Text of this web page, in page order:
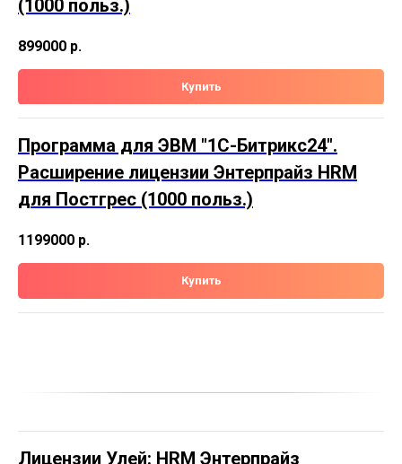
(1000 польз.)
899000 р.
Купить
Программа для ЭВМ "1С-Битрикс24".
Расширение лицензии Энтерпрайз HRM
для Постгрес (1000 польз.)
1199000 р.
Купить
Лицензии Улей: HRM Энтерпрайз